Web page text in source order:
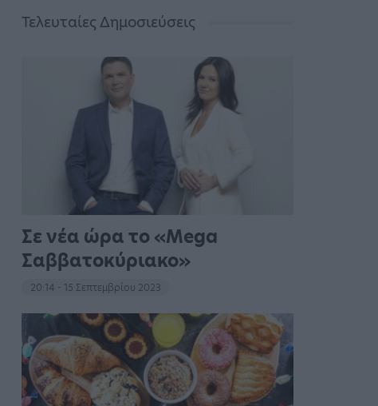
Τελευταίες Δημοσιεύσεις
Σε νέα ώρα το «Mega
Σαββατοκύριακο»
20:14 - 15 Σεπτεμβρίου 2023